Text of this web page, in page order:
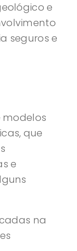
e
seguros e
modelos
que
e
na